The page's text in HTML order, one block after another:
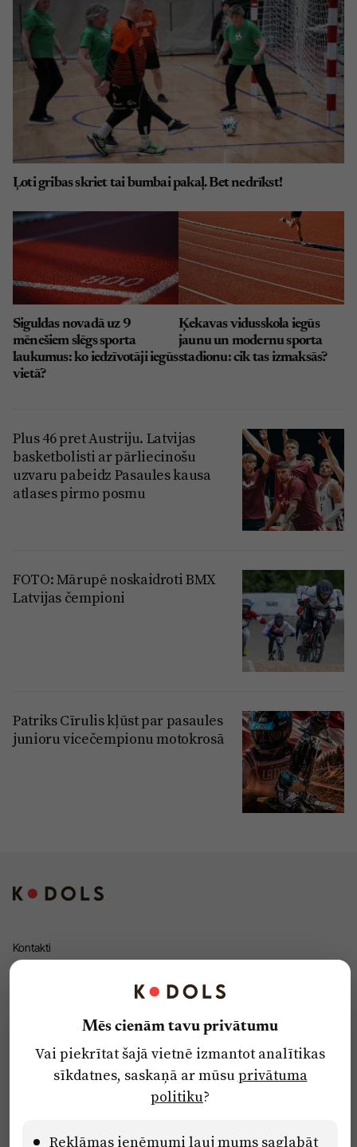
Ļoti gribas skriet tai bumbai pakaļ. Bet nedrīkst!
Siguldas novadā uz 9
mēnešiem slēgs sporta
laukumus: ko iedzīvotāji iegūs
vietā?
Ķekavas vidusskola iegūs
jaunu un modernu sporta
stadionu: cik tas izmaksās?
Plus 46 pret Austriju. Latvijas
basketbolisti ar pārliecinošu
uzvaru pabeidz Pasaules kausa
atlases pirmo posmu
FOTO: Mārupē noskaidroti BMX
Latvijas čempioni
Patriks Cīrulis kļūst par pasaules
junioru vicečempionu motokrosā
Kontakti
Privātuma politika
Ētikas kodekss
Lietošanas noteikumi
Mēs cienām tavu privātumu
Vai piekrītat šajā vietnē izmantot analītikas
sīkdatnes, saskaņā ar mūsuprivātuma
politiku?
Reklāmas ieņēmumi ļauj mums saglabāt